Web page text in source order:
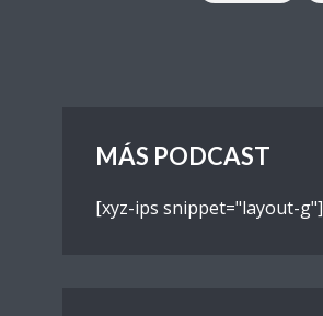
MÁS PODCAST
[xyz-ips snippet="layout-g"]